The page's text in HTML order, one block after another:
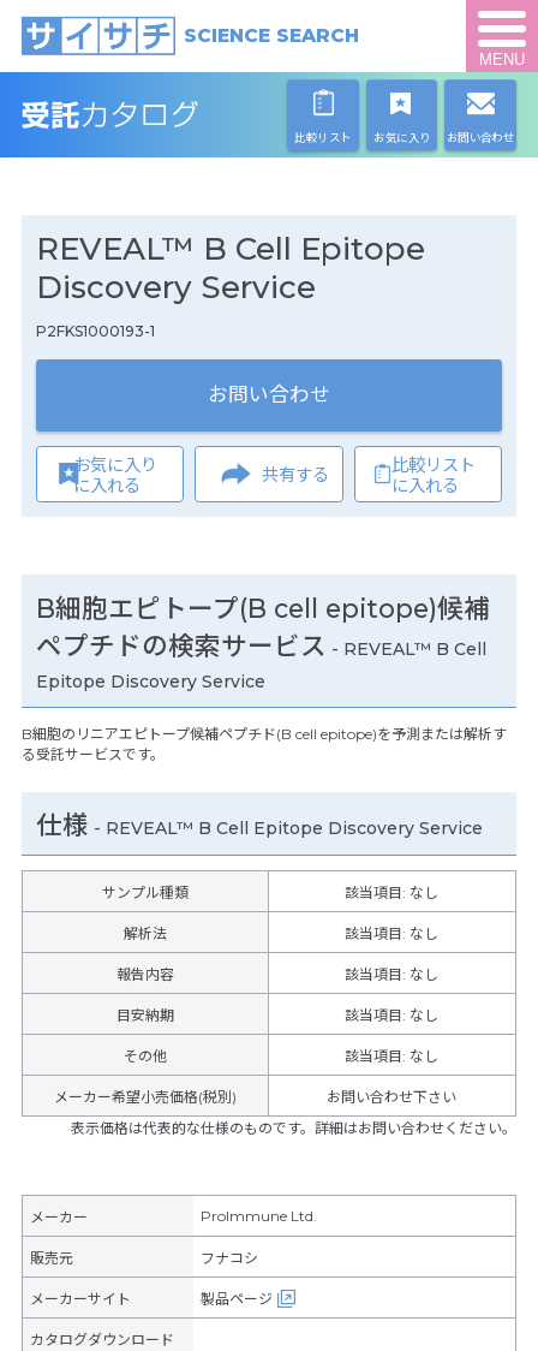
SCIENCE SEARCH
MENU
比較リスト お気に入り お問い合わせ
REVEAL™ B Cell Epitope
Discovery Service
P2FKS1000193-1
お問い合わせ
お気に入り
に入れる
共有する
比較リスト
に入れる
B細胞エピトープ(B cell epitope)候補
ペプチドの検索サービス - REVEAL™ B Cell
Epitope Discovery Service
B細胞のリニアエピトープ候補ペプチド(B cell epitope)を予測または解析す
る受託サービスです。
仕様 - REVEAL™ B Cell Epitope Discovery Service
サンプル種類 該当項目: なし
解析法 該当項目: なし
報告内容 該当項目: なし
目安納期 該当項目: なし
その他 該当項目: なし
メーカー希望小売価格(税別)
お問い合わせ下さい
表示価格は代表的な仕様のものです。詳細はお問い合わせください。
メーカー ProImmune Ltd.
販売元 フナコシ
メーカーサイト 製品ページ
カタログダウンロード